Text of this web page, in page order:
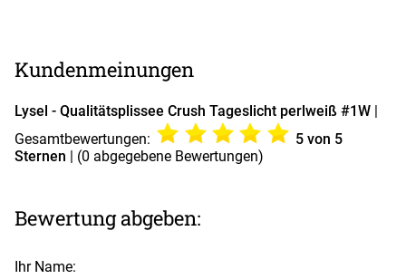
Kundenmeinungen
Lysel - Qualitätsplissee Crush Tageslicht perlweiß #1W |
Gesamtbewertungen:
5von 5
Sternen
| (0 abgegebene Bewertungen)
Bewertung abgeben:
Ihr Name: